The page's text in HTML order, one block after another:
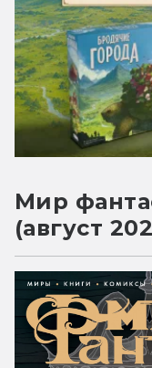
Мир
(август